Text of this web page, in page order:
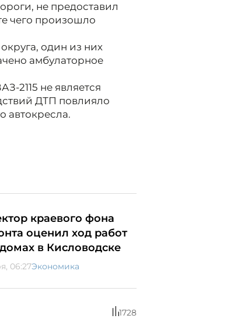
не предоставил
чего произошло
один из них
амбулаторное
2115 не является
ДТП повлияло
автокресла.
краевого фона
оценил ход работ
в Кисловодске
06:27Экономика
1728